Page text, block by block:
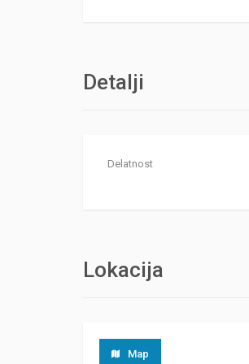
Detalji
Delatnost
Lokacija
Map